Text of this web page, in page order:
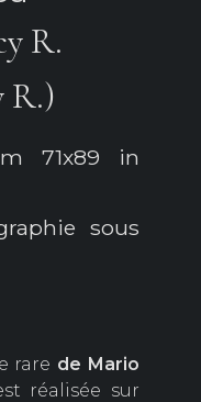
R.
R.)
71x89 in
sous
rare de Mario
réalisée sur